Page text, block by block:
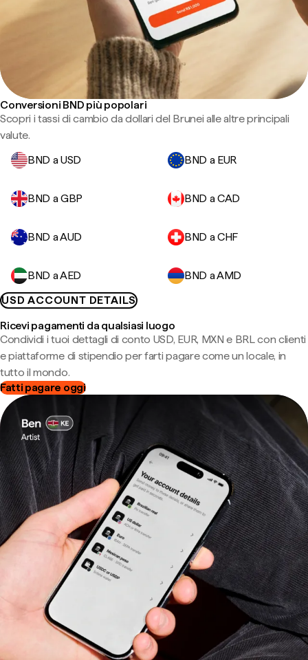
Conversioni BND più popolari
Scopri i tassi di cambio da dollari del Brunei alle altre principali
valute.
BND a USD
BND a EUR
BND a GBP BND a CAD
BND a AUD BND a CHF
BND a AED
BND a AMD
USD ACCOUNT DETAILS
Ricevi pagamenti da qualsiasi luogo
Condividi i tuoi dettagli di conto USD, EUR, MXN e BRL con clienti
e piattaforme di stipendio per farti pagare come un locale, in
tutto il mondo.
Fatti pagare oggi